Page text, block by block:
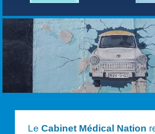
Le Cabinet Médical Nation